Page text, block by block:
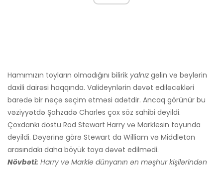
Hamımızın toyların olmadığını bilirik yalnızgəlin və bəylərin
daxili dairəsi haqqında. Valideynlərin dəvət ediləcəkləri
barədə bir neçə seçim etməsi adətdir. Ancaq görünür bu
vəziyyətdə Şahzadə Charles çox söz sahibi deyildi.
Çoxdankı dostu Rod Stewart Harry və Marklesin toyunda
deyildi. Dəyərinə görə Stewart da William və Middleton
arasındakı daha böyük toya dəvət edilmədi.
Növbəti: Harry və Markle dünyanın ən məşhur kişilərindən